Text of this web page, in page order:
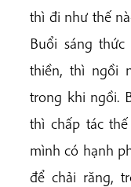
thì đi như thế
Buổi sáng
thiền, thì ngồi
trong khi ngồi.
thì chấp tác
mình có hạnh
để chải răng,